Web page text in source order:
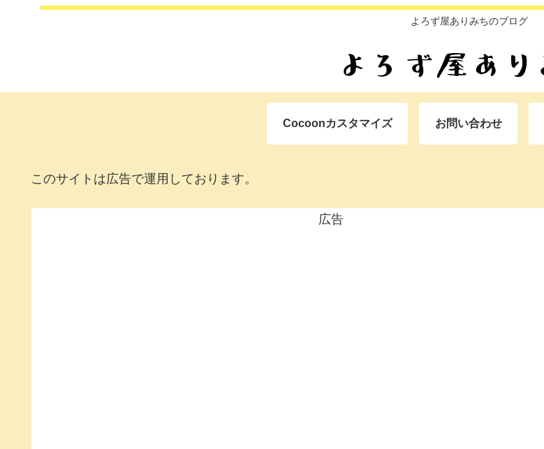
よろず屋ありみちのブログ
Cocoonカスタマイズ お問い合わせ
このサイトは広告で運用しております。
広告